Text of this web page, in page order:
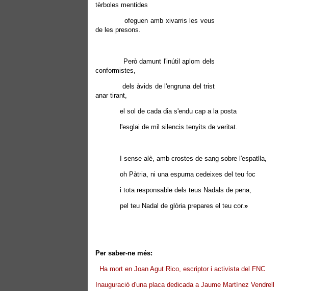
tèrboles mentides
ofeguen amb xivarris les veus
de les presons.
Però damunt l'inútil aplom dels
conformistes,
dels àvids de l'engruna del trist
anar tirant,
el sol de cada dia s'endu cap a la posta
l'esglai de mil silencis tenyits de veritat.
I sense alè, amb crostes de sang sobre l'espatlla,
oh Pàtria, ni una espurna cedeixes del teu foc
i tota responsable dels teus Nadals de pena,
pel teu Nadal de glòria prepares el teu cor.»
Per saber-ne més:
Ha mort en Joan Agut Rico, escriptor i activista del FNC
Inauguració d'una placa dedicada a Jaume Martínez Vendrell